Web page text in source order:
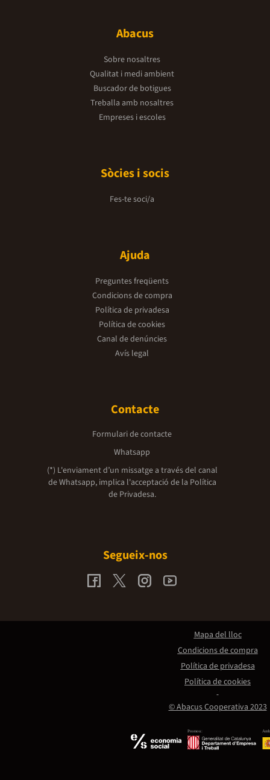
Abacus
Sobre nosaltres
Qualitat i medi ambient
Buscador de botigues
Treballa amb nosaltres
Empreses i escoles
Sòcies i socis
Fes-te soci/a
Ajuda
Preguntes freqüents
Condicions de compra
Política de privadesa
Política de cookies
Canal de denúncies
Avís legal
Contacte
Formulari de contacte
Whatsapp
(*) L'enviament d’un missatge a través del canal
de Whatsapp, implica l'acceptació de la Política
de Privadesa.
Segueix-nos
Promou:
© Abacus Cooperativa 2023
Mapa del lloc
Condicions de compra
Política de privadesa
Política de cookies